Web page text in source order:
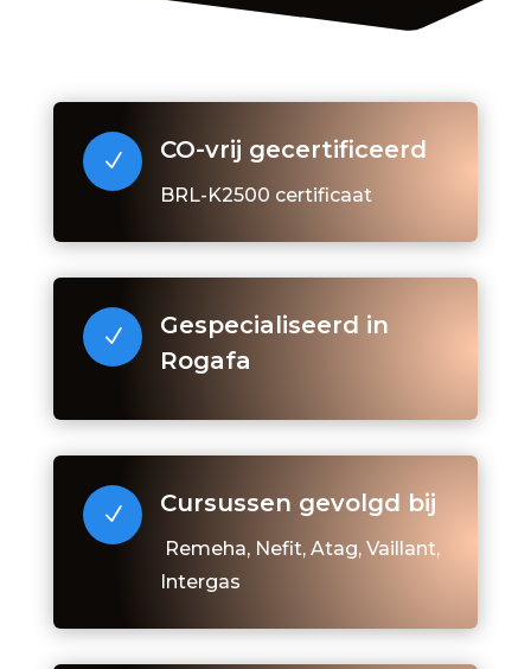
N CO-vrij gecertificeerd
BRL-K2500 certificaat
N
Gespecialiseerd in
Rogafa
N Cursussen gevolgd bij
Remeha, Nefit, Atag, Vaillant,
Intergas